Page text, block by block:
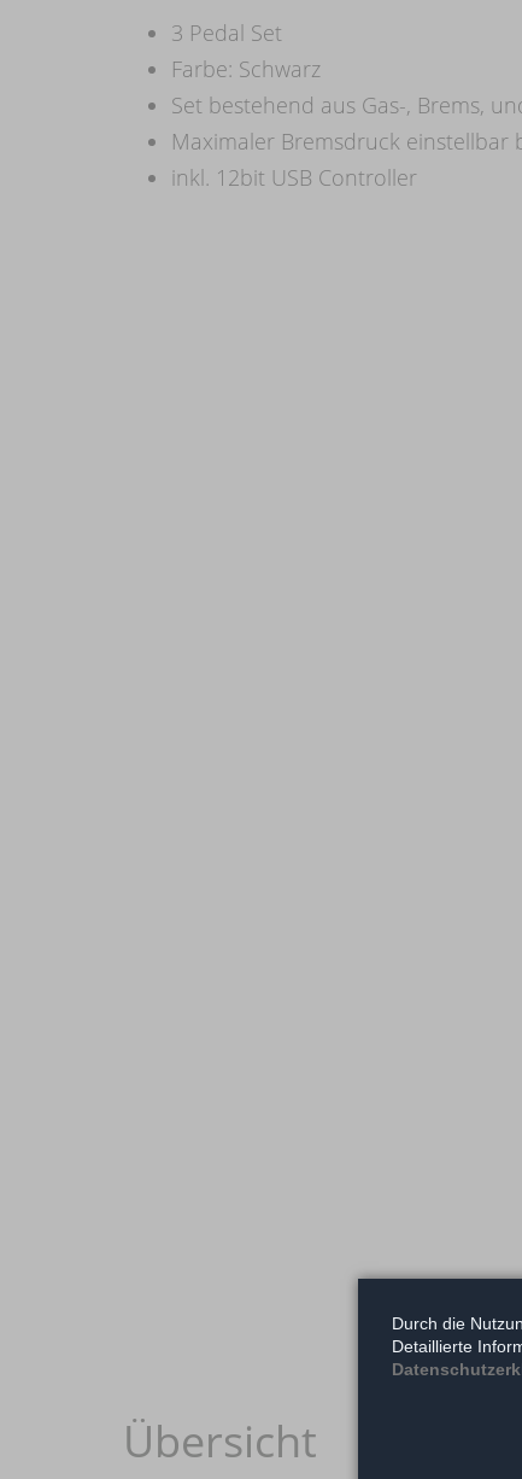
Durch die
Detaillierte
3 Pedal Set
Farbe: Schwarz
Set bestehend aus Gas-, Brems,
Maximaler Bremsdruck einstellbar
inkl. 12bit USB Controller
Übersicht